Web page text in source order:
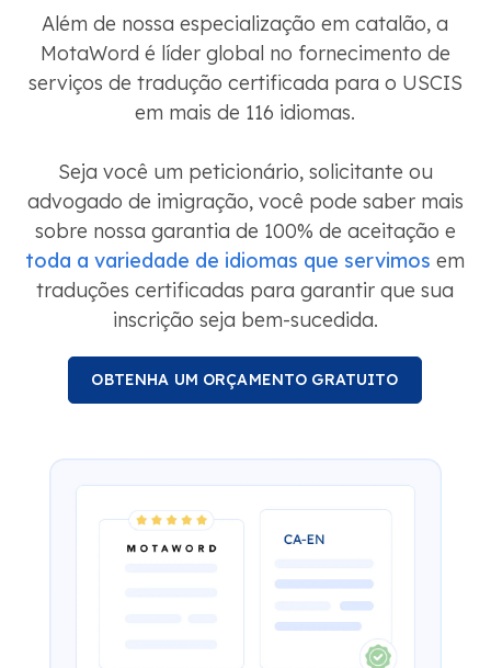
Além de nossa especialização em catalão, a
MotaWord é líder global no fornecimento de
serviços de tradução certificada para o USCIS
em mais de 116 idiomas.
Seja você um peticionário, solicitante ou
advogado de imigração, você pode saber mais
sobre nossa garantia de 100% de aceitação e
toda a variedade de idiomas que servimos em
traduções certificadas para garantir que sua
inscrição seja bem-sucedida.
OBTENHA UM ORÇAMENTO GRATUITO